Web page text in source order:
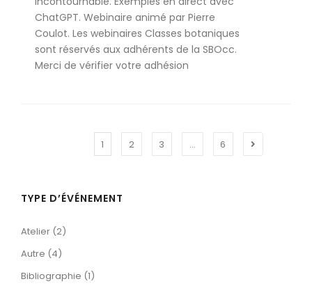
ChatGPT. Webinaire animé par Pierre
Coulot. Les webinaires Classes botaniques
sont réservés aux adhérents de la SBOcc.
Merci de vérifier votre adhésion
1 2 3 … 6
TYPE D’ÉVÉNEMENT
Atelier (2)
Autre (4)
Bibliographie (1)